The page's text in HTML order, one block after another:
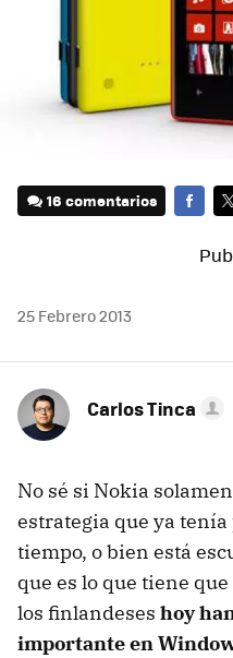
16 comentarios
25 Febrero 2013
Carlos Tinca
No sé si Nokia
estrategia que ya tenía
tiempo, o bien está
que es lo que tiene
los finlandeses hoy
importante en